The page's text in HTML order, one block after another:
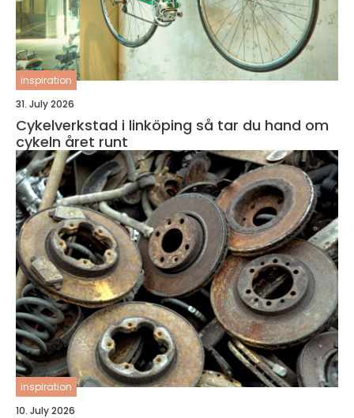
inspiration
31. July 2026
Cykelverkstad i linköping så tar du hand om
cykeln året runt
inspiration
10. July 2026